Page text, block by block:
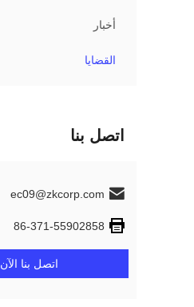
أخبار
القضايا
اتصل بنا
ec09@zkcorp.com
86-371-55902858
اتصل بنا الآن